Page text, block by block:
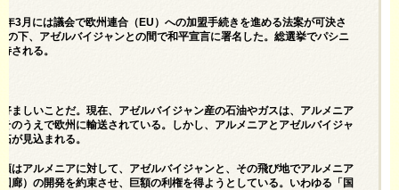
3月には議会で欧州連合（EU）への加盟手続きを進める法案が可決さ
下、アゼルバイジャンとの間で和平宣言に署名した。総選挙でパシニ
される。
ましいことだ。現在、アゼルバイジャン産の石油やガスは、アルメニア
のうえで欧州に輸送されている。しかし、アルメニアとアゼルバイジャ
が見込まれる。
はアルメニアに対して、アゼルバイジャンと、その飛び地でアルメニア
廊）の開発を約束させ、巨額の利権を得ようとしている。いわゆる「国